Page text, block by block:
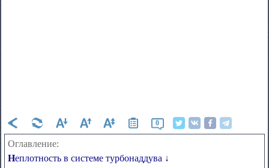
0
Оглавление:
Неплотность в системе турбонаддува ↓